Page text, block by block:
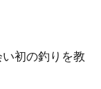
初の釣りを教